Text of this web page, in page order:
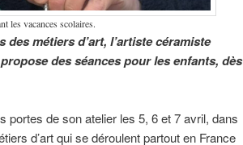
les vacances scolaires.
métiers d’art, l’artiste céramiste
des séances pour les enfants, dès
portes de son atelier les 5, 6 et 7 avril, dans
d’art qui se déroulent partout en France